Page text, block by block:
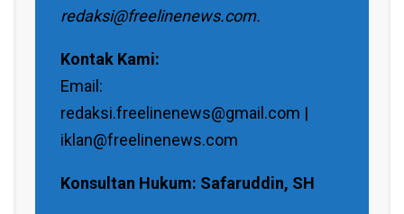
redaksi@freelinenews.com.
Kontak Kami:
Email:
redaksi.freelinenews@gmail.com |
iklan@freelinenews.com
Konsultan Hukum: Safaruddin, SH